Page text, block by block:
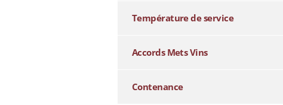
Température de service
Accords Mets Vins
Contenance